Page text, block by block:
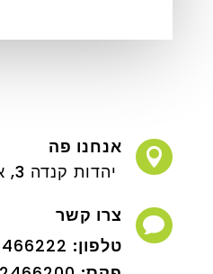

אנחנו פה
יהדות קנדה 3, אור יהודה

צרו קשר
טלפון: